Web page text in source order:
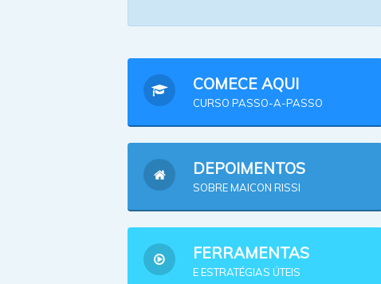
COMECE AQUI
CURSO PASSO-A-PASSO
DEPOIMENTOS
SOBRE MAICON RISSI
FERRAMENTAS
E ESTRATÉGIAS ÚTEIS